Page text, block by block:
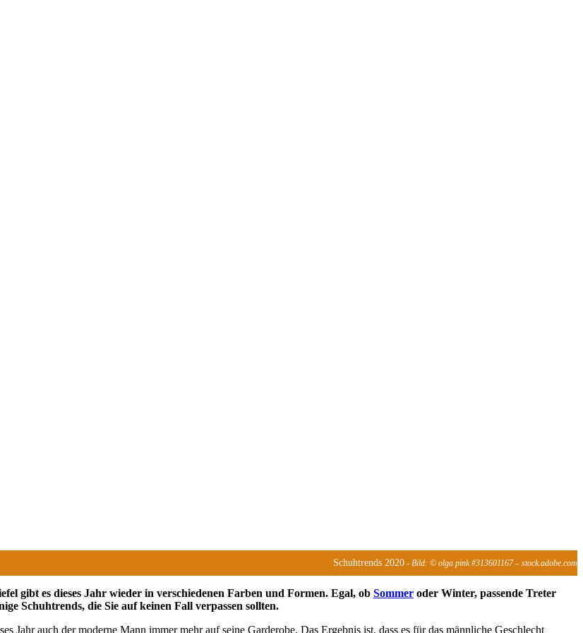
Schuhtrends 2020 - Bild: © olga pink #313601167 – stock.adobe.com
gibt es dieses Jahr wieder in verschiedenen Farben und Formen. Egal, ob Sommer oder Winter, passende Treter
Schuhtrends, die Sie auf keinen Fall verpassen sollten.
Jahr auch der moderne Mann immer mehr auf seine Garderobe. Das Ergebnis ist, dass es für das männliche Geschlecht